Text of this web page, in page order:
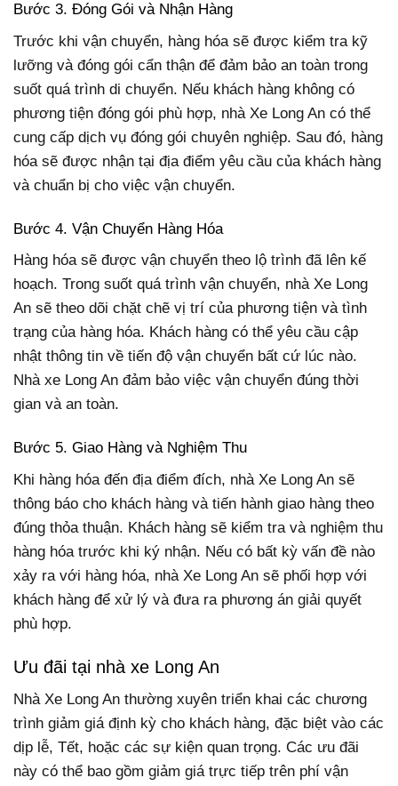
Bước 3. Đóng Gói và Nhận Hàng
Trước khi vận chuyển, hàng hóa sẽ được kiểm tra kỹ
lưỡng và đóng gói cẩn thận để đảm bảo an toàn trong
suốt quá trình di chuyển. Nếu khách hàng không có
phương tiện đóng gói phù hợp, nhà Xe Long An có thể
cung cấp dịch vụ đóng gói chuyên nghiệp. Sau đó, hàng
hóa sẽ được nhận tại địa điểm yêu cầu của khách hàng
và chuẩn bị cho việc vận chuyển.
Bước 4. Vận Chuyển Hàng Hóa
Hàng hóa sẽ được vận chuyển theo lộ trình đã lên kế
hoạch. Trong suốt quá trình vận chuyển, nhà Xe Long
An sẽ theo dõi chặt chẽ vị trí của phương tiện và tình
trạng của hàng hóa. Khách hàng có thể yêu cầu cập
nhật thông tin về tiến độ vận chuyển bất cứ lúc nào.
Nhà xe Long An đảm bảo việc vận chuyển đúng thời
gian và an toàn.
Bước 5. Giao Hàng và Nghiệm Thu
Khi hàng hóa đến địa điểm đích, nhà Xe Long An sẽ
thông báo cho khách hàng và tiến hành giao hàng theo
đúng thỏa thuận. Khách hàng sẽ kiểm tra và nghiệm thu
hàng hóa trước khi ký nhận. Nếu có bất kỳ vấn đề nào
xảy ra với hàng hóa, nhà Xe Long An sẽ phối hợp với
khách hàng để xử lý và đưa ra phương án giải quyết
phù hợp.
Ưu đãi tại nhà xe Long An
Nhà Xe Long An thường xuyên triển khai các chương
trình giảm giá định kỳ cho khách hàng, đặc biệt vào các
dịp lễ, Tết, hoặc các sự kiện quan trọng. Các ưu đãi
này có thể bao gồm giảm giá trực tiếp trên phí vận